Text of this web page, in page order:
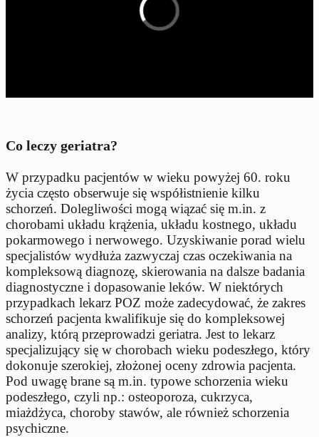
Co leczy geriatra?
W przypadku pacjentów w wieku powyżej 60. roku
życia często obserwuje się współistnienie kilku
schorzeń. Dolegliwości mogą wiązać się m.in. z
chorobami układu krążenia, układu kostnego, układu
pokarmowego i nerwowego. Uzyskiwanie porad wielu
specjalistów wydłuża zazwyczaj czas oczekiwania na
kompleksową diagnozę, skierowania na dalsze badania
diagnostyczne i dopasowanie leków. W niektórych
przypadkach lekarz POZ może zadecydować, że zakres
schorzeń pacjenta kwalifikuje się do kompleksowej
analizy, którą przeprowadzi geriatra. Jest to lekarz
specjalizujący się w chorobach wieku podeszłego, który
dokonuje szerokiej, złożonej oceny zdrowia pacjenta.
Pod uwagę brane są m.in. typowe schorzenia wieku
podeszłego, czyli np.: osteoporoza, cukrzyca,
miażdżyca, choroby stawów, ale również schorzenia
psychiczne.